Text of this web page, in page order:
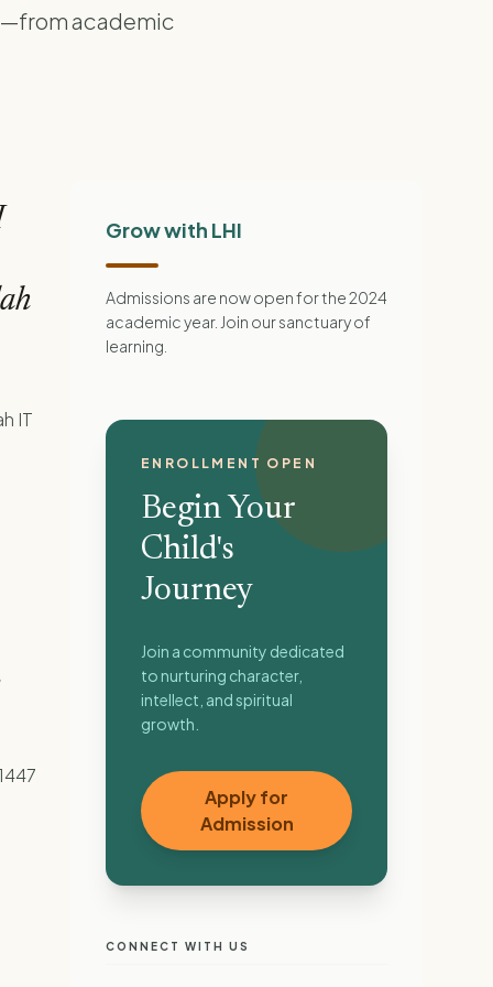
academic
IT
Grow with LHI
Admissions are now open for the 2024
academic year. Join our sanctuary of
learning.
ENROLLMENT OPEN
Begin Your
Child's
Journey
Join a community dedicated
to nurturing character,
intellect, and spiritual
growth.
Apply for
Admission
CONNECT WITH US